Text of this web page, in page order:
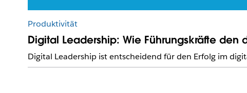
Produktivität
Digital Leadership: Wie Führungskräfte
Digital Leadership ist entscheidend für den Erfolg im